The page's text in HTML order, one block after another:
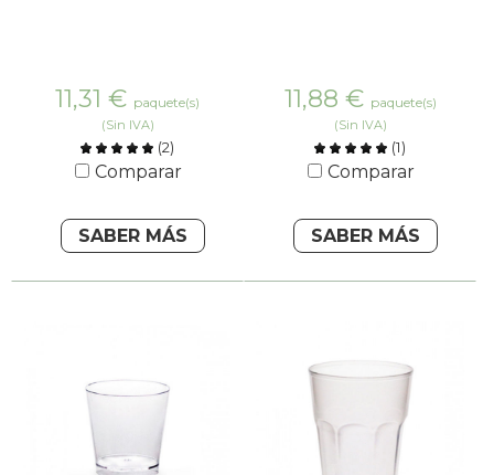
11,31 € paquete(s)
(Sin IVA)
(2)
Comparar
SABER MÁS
11,88 € paquete(s)
(Sin IVA)
(1)
Comparar
SABER MÁS